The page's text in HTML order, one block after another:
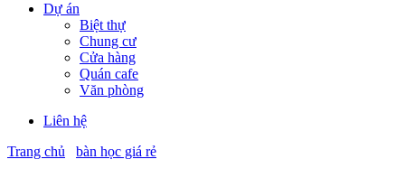
Dự án
Biệt thự
Chung cư
Cửa hàng
Quán cafe
Văn phòng
Liên hệ
Trang chủ
bàn học giá rẻ